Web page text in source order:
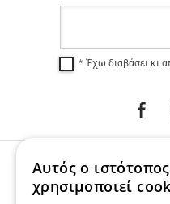
ΜΕΤΑΦΟΡΙΚΑ
100
ΑΤΟΚΕΣ
ΔΟΣΕΙΣ
Έχω διαβάσει κι
Καλέστε
Εξυπηρέτηση πελατών
Αυτός ο ιστότοπος
χρησιμοποιεί